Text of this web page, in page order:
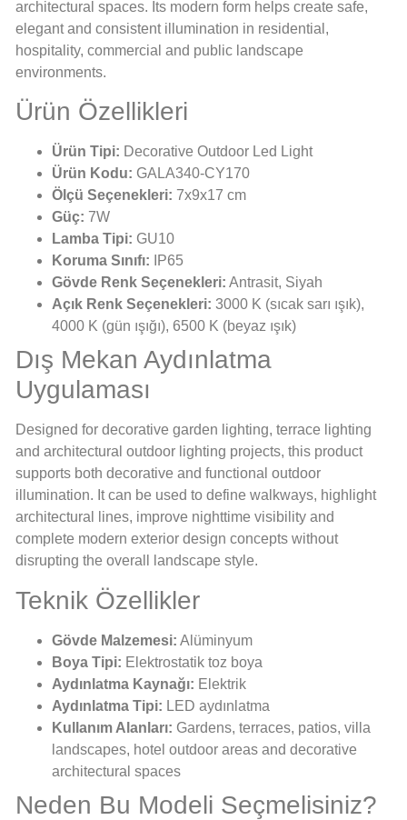
architectural spaces. Its modern form helps create safe,
elegant and consistent illumination in residential,
hospitality, commercial and public landscape
environments.
Ürün Özellikleri
Ürün Tipi: Decorative Outdoor Led Light
Ürün Kodu: GALA340-CY170
Ölçü Seçenekleri: 7x9x17 cm
Güç: 7W
Lamba Tipi: GU10
Koruma Sınıfı: IP65
Gövde Renk Seçenekleri: Antrasit, Siyah
Açık Renk Seçenekleri: 3000 K (sıcak sarı ışık),
4000 K (gün ışığı), 6500 K (beyaz ışık)
Dış Mekan Aydınlatma
Uygulaması
Designed for decorative garden lighting, terrace lighting
and architectural outdoor lighting projects, this product
supports both decorative and functional outdoor
illumination. It can be used to define walkways, highlight
architectural lines, improve nighttime visibility and
complete modern exterior design concepts without
disrupting the overall landscape style.
Teknik Özellikler
Gövde Malzemesi: Alüminyum
Boya Tipi: Elektrostatik toz boya
Aydınlatma Kaynağı: Elektrik
Aydınlatma Tipi: LED aydınlatma
Kullanım Alanları: Gardens, terraces, patios, villa
landscapes, hotel outdoor areas and decorative
architectural spaces
Neden Bu Modeli Seçmelisiniz?